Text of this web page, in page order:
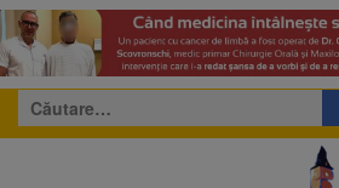
Caută
după: